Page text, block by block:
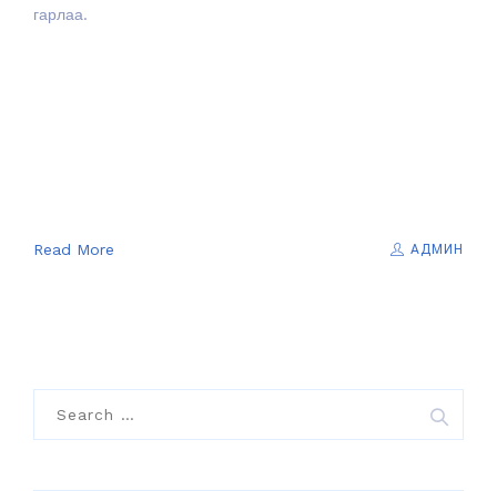
гарлаа.
Read More АДМИН
for: